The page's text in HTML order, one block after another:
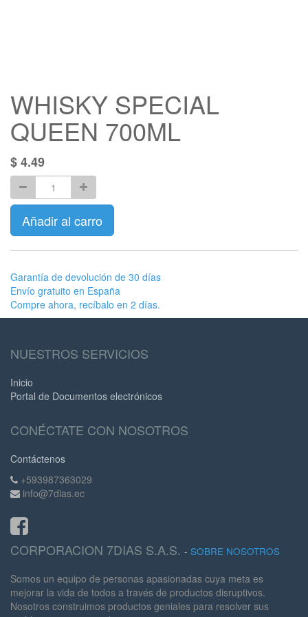
WHISKY SPECIAL
QUEEN 700ML
$4.49
Añadir al carro
Garantía de devolución de 30 días
Envío gratuito en España
Compre ahora, recíbalo en 2 días.
NUESTROS SERVICIOS
Inicio
Portal de Documentos electrónicos
CONÉCTATE CON NOSOTROS
Contáctenos
+593987363029
info@7dias.ec
CORPORACION 7DIAS S.A.S. - SOBRE NOSOTROS
Somos un equipo de personas apasionadas cuya meta es
mejorar la vida de todos a través de productos disruptivos.
Nosotros construimos productos geniales para resolver sus